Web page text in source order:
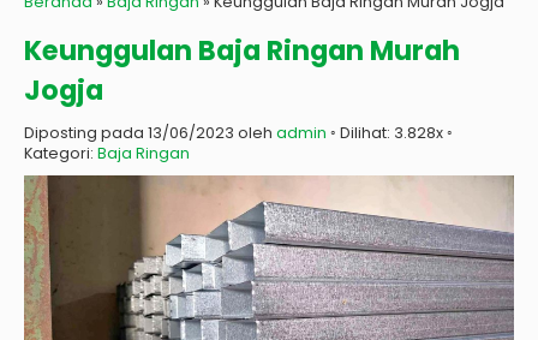
Keunggulan Baja Ringan Murah
Jogja
Diposting pada 13/06/2023 oleh admin ◦ Dilihat: 3.828x ◦
Kategori: Baja Ringan